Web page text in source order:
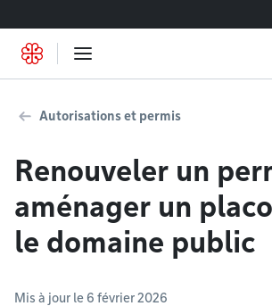
Autorisations et permis
Renouveler un
aménager un
le domaine public
Mis à jour le 6 février 2026